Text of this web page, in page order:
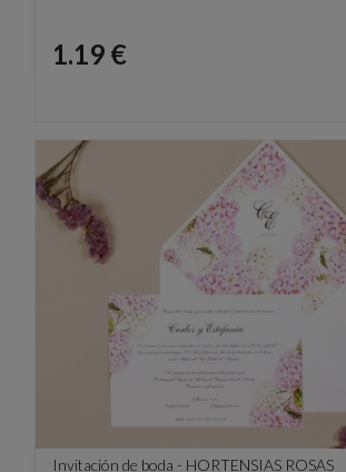
Precio
1.19 €
Invitación de boda - HORTENSIAS ROSAS